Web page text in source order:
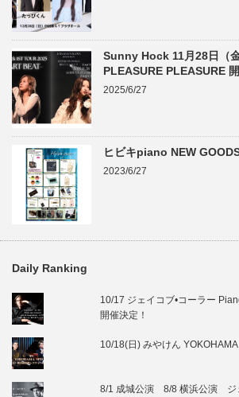
Sunny Hock 11月28日（
PLEASURE PLEASURE
2025/6/27
ヒビキpiano NEW
2023/6/27
Daily Ranking
10/17 ジェイコブ•コーラー
開催決定！
10/18(日) みやけん
8/1 成城公演 8/8 横浜公演 ジ